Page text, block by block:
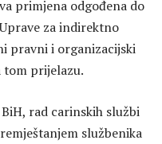
primjena odgođena do
za indirektno
pravni i organizacijski
tom prijelazu.
rad carinskih službi
službenika